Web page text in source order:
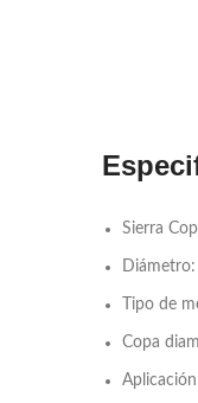
Sierra
Tipo de
Copa